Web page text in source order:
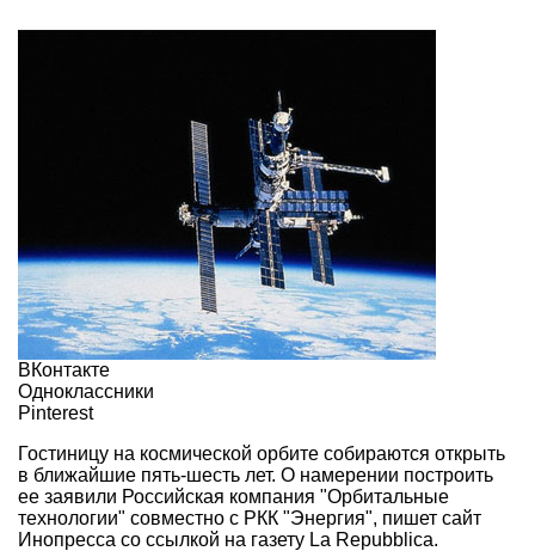
ВКонтакте
Одноклассники
Pinterest
Гостиницу на космической орбите собираются открыть
в ближайшие пять-шесть лет. О намерении построить
ее заявили Российская компания "Орбитальные
технологии" совместно с РКК "Энергия", пишет сайт
Инопресса со ссылкой на газету La Repubblica.